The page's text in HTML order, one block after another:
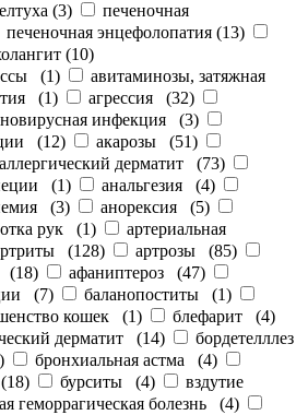
(3)
печеночная
печеночная энцефолопатия (13)
(10)
(1)
авитаминозы, затяжная
(1) агрессия (32)
инфекция (3)
(12) акарозы (51)
аллергический дерматит (73)
(1) анальгезия (4)
(3) анорексия (5)
рук (1)
артериальная
(128) артрозы (85)
(18) афаниптероз (47)
(7) баланопоститы (1)
кошек (1) блефарит (4)
дерматит (14)
бордетелллез
) бронхиальная астма (4)
18) бурситы (4)
вздутие
геморрагическая болезнь (4)